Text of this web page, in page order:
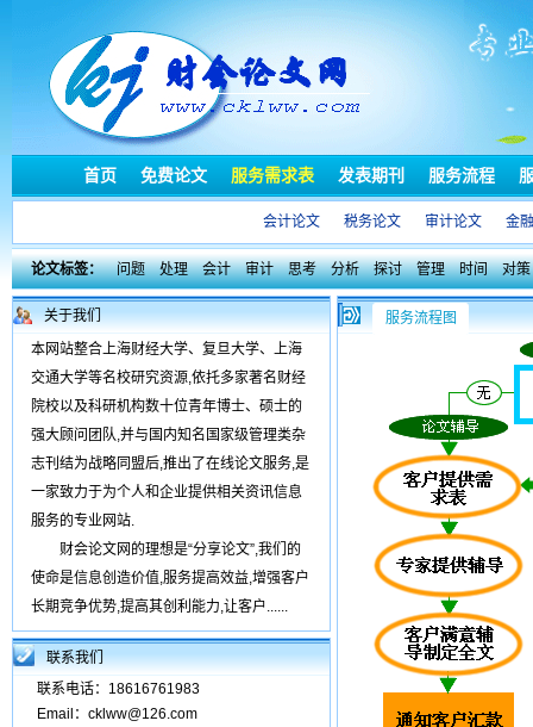
首页 免费论文 服务需求表 发表期刊 服务流程
会计论文 税务论文 审计论文 金
论文标签： 问题 处理 会计 审计 思考 分析 探讨 管理 时间 对策
关于我们
本网站整合上海财经大学、复旦大学、上海
交通大学等名校研究资源,依托多家著名财经
院校以及科研机构数十位青年博士、硕士的
强大顾问团队,并与国内知名国家级管理类杂
志刊结为战略同盟后,推出了在线论文服务,是
一家致力于为个人和企业提供相关资讯信息
服务的专业网站.
财会论文网的理想是“分享论文”,我们的
使命是信息创造价值,服务提高效益,增强客户
长期竞争优势,提高其创利能力,让客户......
联系我们
联系电话：18616761983
Email：cklww@126.com
服务流程图